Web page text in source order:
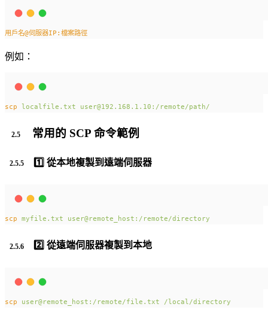
用戶名@伺服器IP:檔案路徑
例如：
scp localfile.txt user@192.168.1.10:/remote/path/
常用的 SCP 命令範例
1️⃣ 從本地複製到遠端伺服器
scp myfile.txt user@remote_host:/remote/directory
2️⃣ 從遠端伺服器複製到本地
scp user@remote_host:/remote/file.txt /local/directory